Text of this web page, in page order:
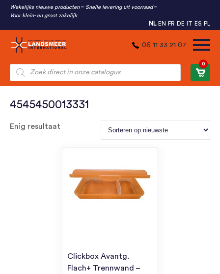
Wekelijks nieuwe producten
Snelle levering uit voorraad
Voor klein- en groot zakelijk
NL EN FR DE IT ES PL
06 11 33 21 07
Producten
zoeken
0
4545450013331
Enig resultaat
Clickbox Avantg.
Flach+ Trennwand –